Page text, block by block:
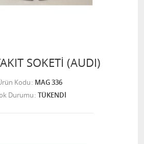
SOKETİ (AUDI)
Kodu MAG 336
Durumu TÜKENDİ